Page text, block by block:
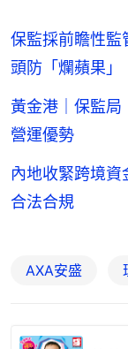
保監採前瞻性
頭防「爛蘋果」
黃金港｜保監
營運優勢
內地收緊跨境
合法合規
AXA安盛